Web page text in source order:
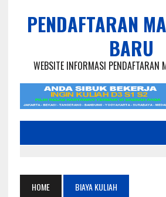
PENDAFTARAN
BARU
WEBSITE INFORMASI PENDAFTARAN
HOME BIAYA KULIAH